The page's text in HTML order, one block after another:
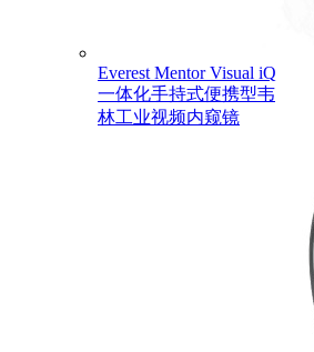
Everest Mentor Visual iQ
一体化手持式便携型韦
林工业视频内窥镜